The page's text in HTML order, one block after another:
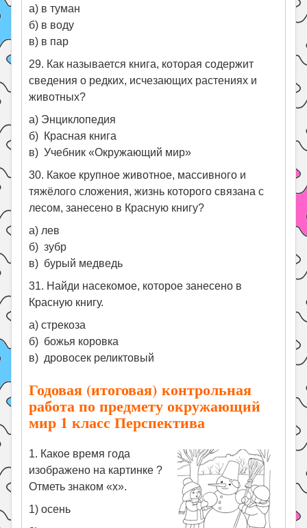
а) в туман
б) в воду
в) в пар
29. Как называется книга, которая содержит
сведения о редких, исчезающих растениях и
животных?
а) Энциклопедия
б) Красная книга
в) Учебник «Окружающий мир»
30. Какое крупное животное, массивного и
тяжёлого сложения, жизнь которого связана с
лесом, занесено в Красную книгу?
а) лев
б) зубр
в) бурый медведь
31. Найди насекомое, которое занесено в
Красную книгу.
а) стрекоза
б) божья коровка
в) дровосек реликтовый
Годовая (итоговая) контрольная
работа по предмету окружающий
мир 1 класс Перспектива
1. Какое время года
изображено на картинке ?
Отметь знаком «х».
1) осень